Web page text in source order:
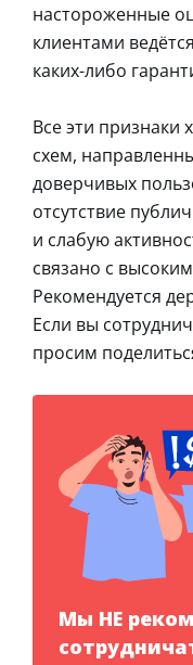
настороженные
клиентами
каких-либо
Все эти признаки
схем,
доверчивых
отсутствие
и слабую
связано с
Рекомендуется
Если вы
просим
Мы НЕ